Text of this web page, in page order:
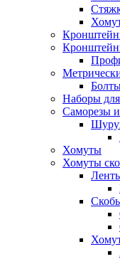
Наборы
Саморезы
Хомуты
Хомуты